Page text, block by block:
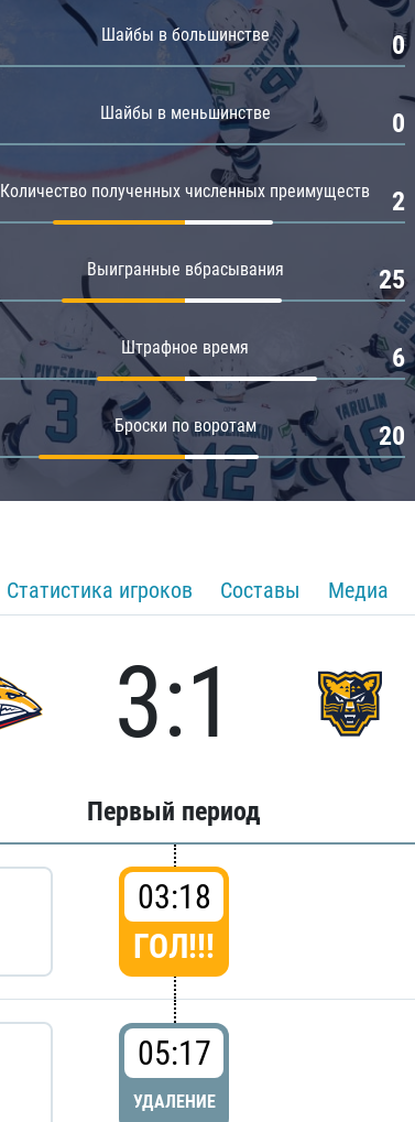
Шайбы в большинстве 0
Шайбы в меньшинстве 0
Количество полученных численных преимуществ 2
Выигранные вбрасывания 25
Штрафное время 6
Броски по воротам 20
Статистика игроков Составы Медиа
3:1
Первый период
03:18
ГОЛ!!!
05:17
УДАЛЕНИЕ